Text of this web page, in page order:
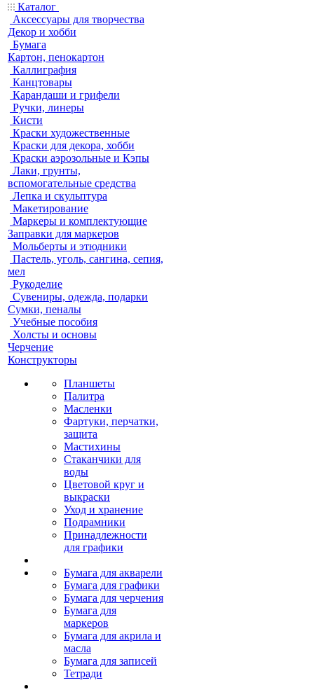
Каталог
Аксессуары для творчества
Декор и хобби
Бумага
Картон, пенокартон
Каллиграфия
Канцтовары
Карандаши и грифели
Ручки, линеры
Кисти
Краски художественные
Краски для декора, хобби
Краски аэрозольные и Кэпы
Лаки, грунты,
вспомогательные средства
Лепка и скульптура
Макетирование
Маркеры и комплектующие
Заправки для маркеров
Мольберты и этюдники
Пастель, уголь, сангина, сепия,
мел
Рукоделие
Сувениры, одежда, подарки
Сумки, пеналы
Учебные пособия
Холсты и основы
Черчение
Конструкторы
Планшеты
Палитра
Масленки
Фартуки, перчатки,
защита
Мастихины
Стаканчики для
воды
Цветовой круг и
выкраски
Уход и хранение
Подрамники
Принадлежности
для графики
Бумага для акварели
Бумага для графики
Бумага для черчения
Бумага для
маркеров
Бумага для акрила и
масла
Бумага для записей
Тетради